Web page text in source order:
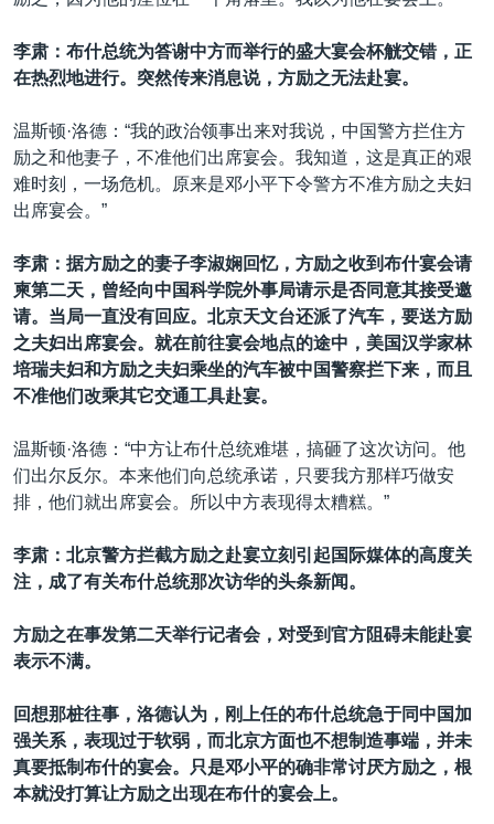
李肃：布什总统为答谢中方而举行的盛大宴会杯觥交错，正
在热烈地进行。突然传来消息说，方励之无法赴宴。
温斯顿·洛德：“我的政治领事出来对我说，中国警方拦住方
励之和他妻子，不准他们出席宴会。我知道，这是真正的艰
难时刻，一场危机。原来是邓小平下令警方不准方励之夫妇
出席宴会。”
李肃：据方励之的妻子李淑娴回忆，方励之收到布什宴会请
柬第二天，曾经向中国科学院外事局请示是否同意其接受邀
请。当局一直没有回应。北京天文台还派了汽车，要送方励
之夫妇出席宴会。就在前往宴会地点的途中，美国汉学家林
培瑞夫妇和方励之夫妇乘坐的汽车被中国警察拦下来，而且
不准他们改乘其它交通工具赴宴。
温斯顿·洛德：“中方让布什总统难堪，搞砸了这次访问。他
们出尔反尔。本来他们向总统承诺，只要我方那样巧做安
排，他们就出席宴会。所以中方表现得太糟糕。”
李肃：北京警方拦截方励之赴宴立刻引起国际媒体的高度关
注，成了有关布什总统那次访华的头条新闻。
方励之在事发第二天举行记者会，对受到官方阻碍未能赴宴
表示不满。
回想那桩往事，洛德认为，刚上任的布什总统急于同中国加
强关系，表现过于软弱，而北京方面也不想制造事端，并未
真要抵制布什的宴会。只是邓小平的确非常讨厌方励之，根
本就没打算让方励之出现在布什的宴会上。